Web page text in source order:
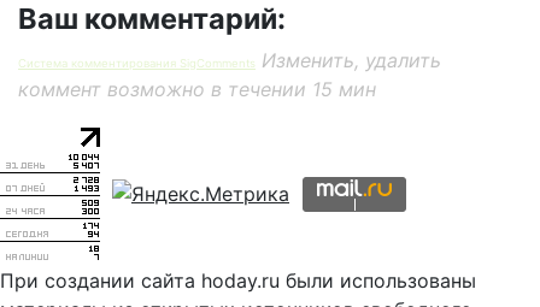
Ваш комментарий:
Система комментирования SigComments
Изменить, удалить
коммент возможно в течении 15 мин
При создании сайта hoday.ru были использованы